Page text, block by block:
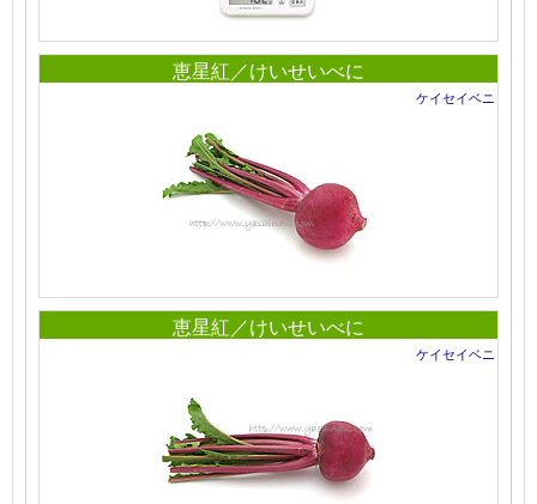
恵星紅／けいせいべに
ケイセイベニ
恵星紅／けいせいべに
ケイセイベニ